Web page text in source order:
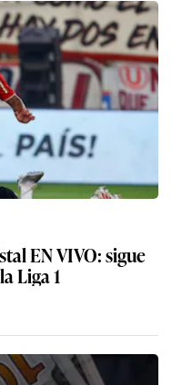
EN VIVO: sigue
Liga 1